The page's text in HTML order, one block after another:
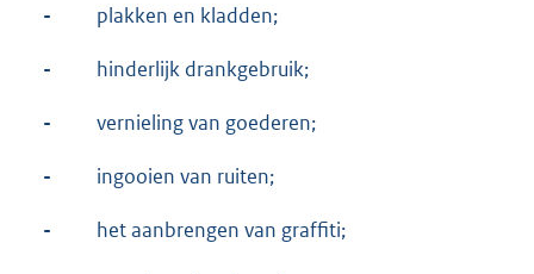
- plakken en kladden;
- hinderlijk drankgebruik;
- vernieling van goederen;
- ingooien van ruiten;
- het aanbrengen van graffiti;